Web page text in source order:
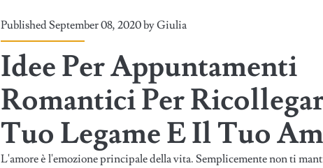
Published September 08, 2020 byGiulia
Idee Per Appuntamenti
Romantici Per
Tuo Legame E Il Tuo
L'amore è l'emozione principale della vita. Semplicemente non ti